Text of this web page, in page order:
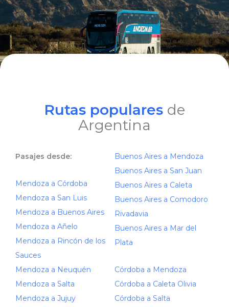
Rutas populares de
Argentina
Pasajes desde:
Mendoza a Córdoba
Mendoza a San Luis
Mendoza a Buenos Aires
Mendoza a Añelo
Mendoza a Rincón de los
Sauces
Mendoza a Neuquén
Mendoza a Salta
Mendoza a Jujuy
Buenos Aires a Mendoza
Buenos Aires a San Juan
Buenos Aires a Caleta
Buenos Aires a Comodoro
Rivadavia
Buenos Aires a Mar del
Plata
Córdoba a Mendoza
Córdoba a Caleta Olivia
Córdoba a Salta